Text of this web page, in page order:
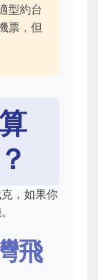
型約台
票，但
，如果你
飛